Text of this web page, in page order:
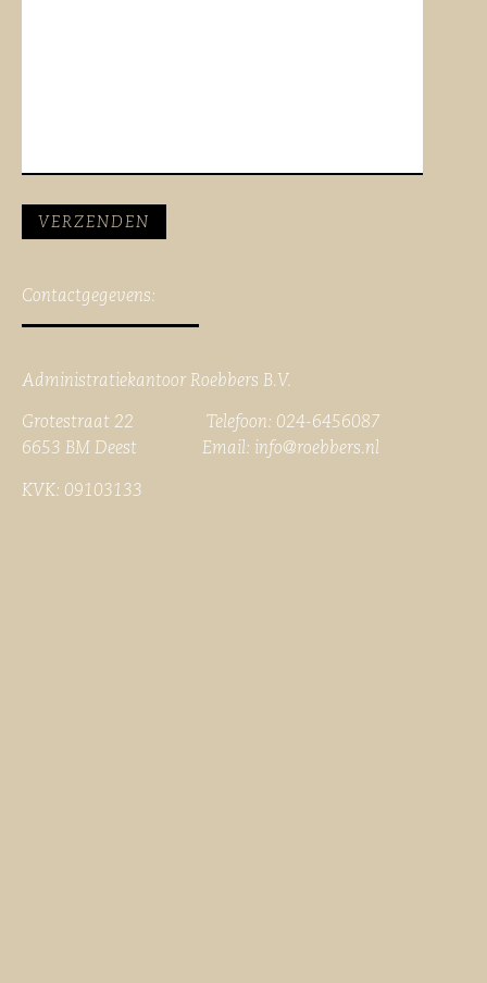
Contactgegevens:
Administratiekantoor Roebbers B.V.
Grotestraat 22 Telefoon: 024-6456087
6653 BM Deest Email: info@roebbers.nl
KVK: 09103133